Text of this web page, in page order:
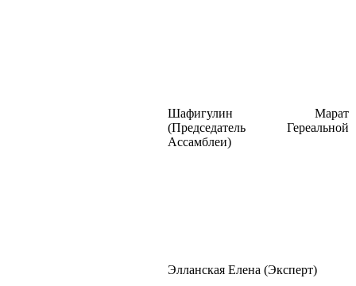
Шафигулин Марат
(Председатель Гереальной
Ассамблеи)
Элланская Елена (Эксперт)